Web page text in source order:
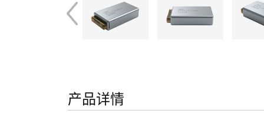
产品详情